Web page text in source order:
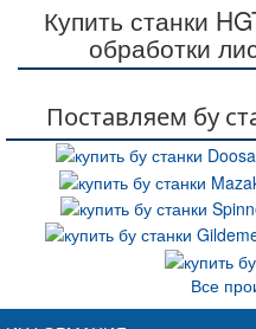
Купить станки
обработки
Поставляем бу
Все